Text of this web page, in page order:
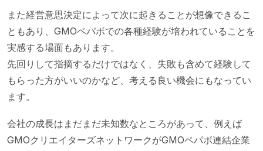
また経営意思決定によって次に起きることが想像できるこ
ともあり、GMOペパボでの各種経験が培われていることを
実感する場面もあります。
先回りして指摘するだけではなく、失敗も含めて経験して
もらった方がいいのかなど、考える良い機会にもなってい
ます。
会社の成長はまだまだ未知数なところがあって、例えば
GMOクリエイターズネットワークがGMOペパボ連結企業